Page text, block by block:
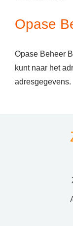
Opase
Opase Beheer
kunt naar het
adresgegevens.